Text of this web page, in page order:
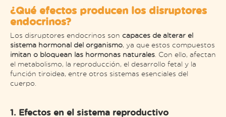
¿Qué efectos producen los disruptores
endocrinos?
Los disruptores endocrinos son capaces de alterar el
sistema hormonal del organismo, ya que estos compuestos
imitan o bloquean las hormonas naturales . Con ello, afectan
el metabolismo, la reproducción, el desarrollo fetal y la
función tiroidea, entre otros sistemas esenciales del
cuerpo.
1. Efectos en el sistema reproductivo